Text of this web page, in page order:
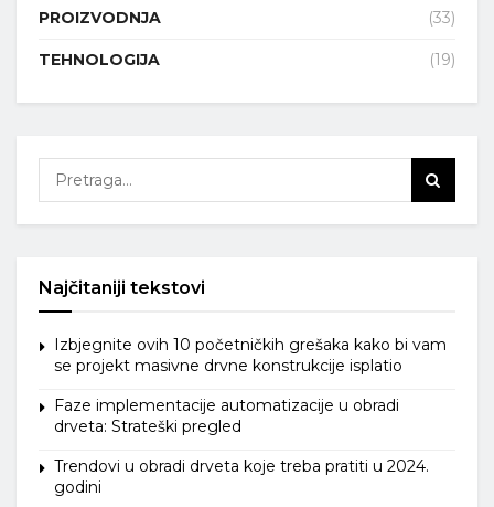
PROIZVODNJA (33)
TEHNOLOGIJA (19)
Najčitaniji tekstovi
Izbjegnite ovih 10 početničkih grešaka kako bi vam
se projekt masivne drvne konstrukcije isplatio
Faze implementacije automatizacije u obradi
drveta: Strateški pregled
Trendovi u obradi drveta koje treba pratiti u 2024.
godini